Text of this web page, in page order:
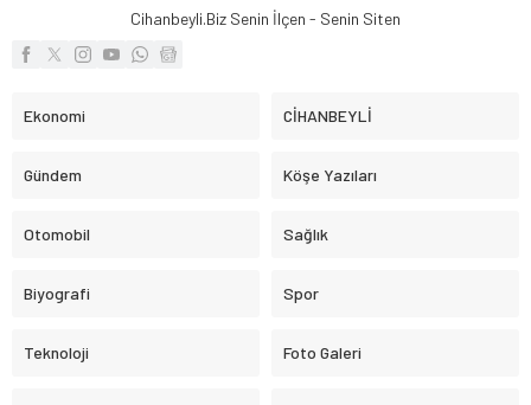
Cihanbeyli Devlet Memuru Ankara’da Kalp
Cihanbeyli.Biz Senin İlçen - Senin Siten
Ekonomi CİHANBEYLİ
Gündem Köşe Yazıları
Otomobil Sağlık
Biyografi Spor
Teknoloji Foto Galeri